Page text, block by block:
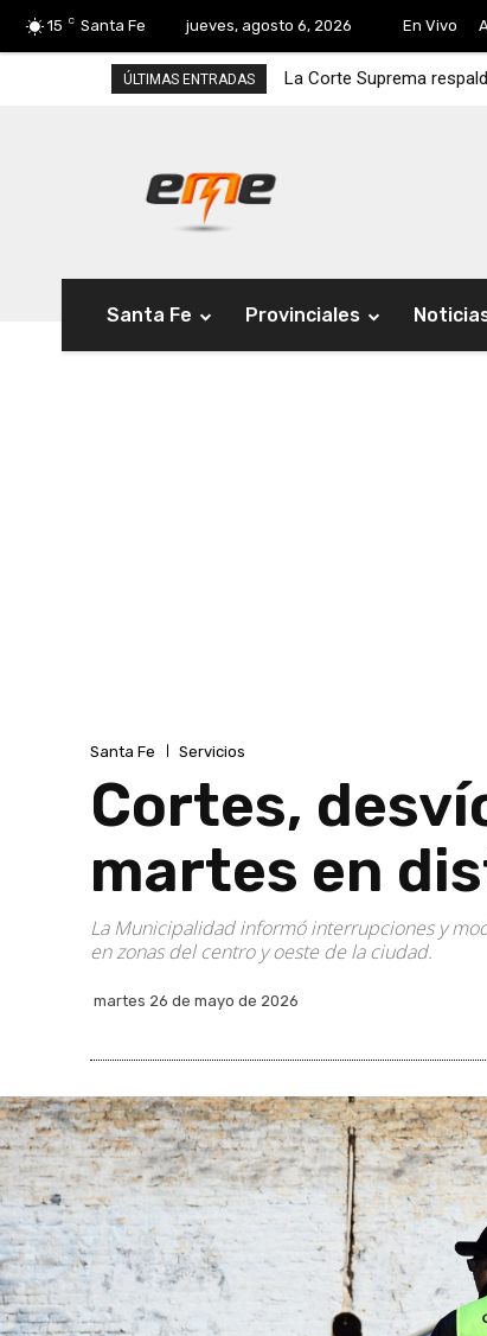
15 C Santa Fe jueves, agosto 6, 2026 En Vivo
ÚLTIMAS ENTRADAS La Corte Suprema
Santa Fe Provinciales
Santa Fe Servicios
Cortes,
martes en
La Municipalidad informó interrupciones y
en zonas del centro y oeste de la ciudad.
martes 26 de mayo de 2026